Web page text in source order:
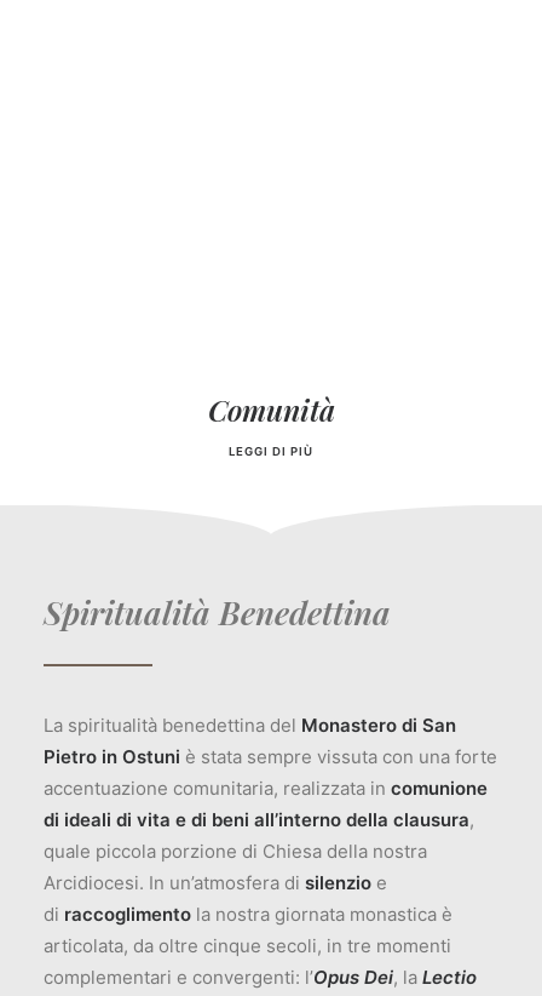
Comunità
LEGGI DI PIÙ
Spiritualità Benedettina
La spiritualità benedettina del Monastero di San
Pietro in Ostuni è stata sempre vissuta con una forte
accentuazione comunitaria, realizzata in comunione
di ideali di vita e di beni all’interno della clausura,
quale piccola porzione di Chiesa della nostra
Arcidiocesi. In un’atmosfera di silenzio e
di raccoglimento la nostra giornata monastica è
articolata, da oltre cinque secoli, in tre momenti
complementari e convergenti: l’Opus Dei, la Lectio